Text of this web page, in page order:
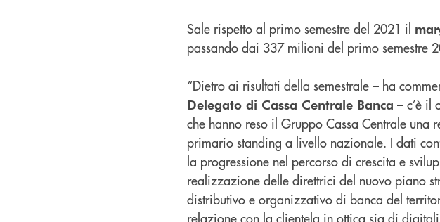
Sale rispetto al primo semestre del 2021 il
passando dai 337 milioni del primo semestre
“Dietro ai risultati della semestrale – ha
Delegato di Cassa Centrale Banca – c’è il
che hanno reso il Gruppo Cassa Centrale
primario standing a livello nazionale. I dati
la progressione nel percorso di crescita e
realizzazione delle direttrici del nuovo piano
distributivo e organizzativo di banca del
relazione con la clientela in ottica sia di